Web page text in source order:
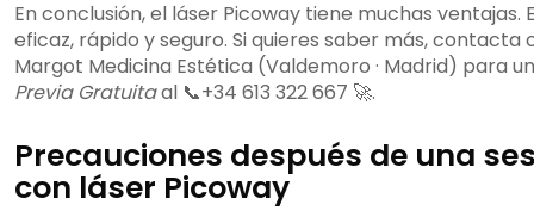
En conclusión, el láser Picoway tiene muchas ventajas.
eficaz, rápido y seguro. Si quieres saber más, contacta
Margot Medicina Estética (Valdemoro · Madrid) para
Previa Gratuitaal 📞+34 613 322 667 🚀.
Precauciones después de una
con láser Picoway